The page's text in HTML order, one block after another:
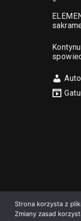
Strona korzysta z
Zmiany zasad